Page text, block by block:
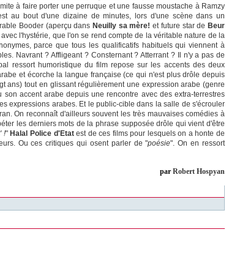
à faire porter une perruque et une fausse moustache à Ramzy
au bout d'une dizaine de minutes, lors d'une scène dans un
Booder (aperçu dans Neuilly sa mère! et future star de Beur
l'hystérie, que l'on se rend compte de la véritable nature de la
parce que tous les qualificatifs habituels qui viennent à
Navrant ? Affligeant ? Consternant ? Atterrant ? Il n'y a pas de
ressort humoristique du film repose sur les accents des deux
et écorche la langue française (ce qui n'est plus drôle depuis
ans) tout en glissant régulièrement une expression arabe (genre
accent arabe depuis une rencontre avec des extra-terrestres
expressions arabes. Et le public-cible dans la salle de s'écrouler
On reconnaît d'ailleurs souvent les très mauvaises comédies à
les derniers mots de la phrase supposée drôle qui vient d'être
!" Halal Police d'Etatest de ces films pour lesquels on a honte de
Ou ces critiques qui osent parler de "poésie". On en ressort
par Robert Hospyan